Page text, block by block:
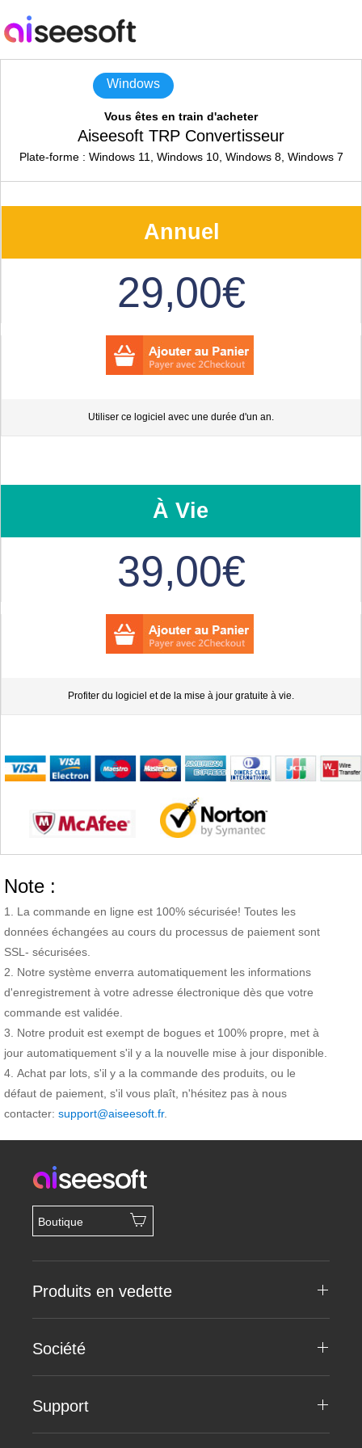
Windows
Vous êtes en train d'acheter
Aiseesoft TRP Convertisseur
Plate-forme : Windows 11, Windows 10, Windows 8, Windows 7
Annuel
29,00€
Utiliser ce logiciel avec une durée d'un an.
À Vie
39,00€
Profiter du logiciel et de la mise à jour gratuite à vie.
Note :
La commande en ligne est 100% sécurisée! Toutes les
données échangées au cours du processus de paiement sont
SSL- sécurisées.
Notre système enverra automatiquement les informations
d'enregistrement à votre adresse électronique dès que votre
commande est validée.
Notre produit est exempt de bogues et 100% propre, met à
jour automatiquement s'il y a la nouvelle mise à jour disponible.
Achat par lots, s'il y a la commande des produits, ou le
défaut de paiement, s'il vous plaît, n'hésitez pas à nous
contacter: support@aiseesoft.fr.
Boutique
Produits en vedette
Société
Support